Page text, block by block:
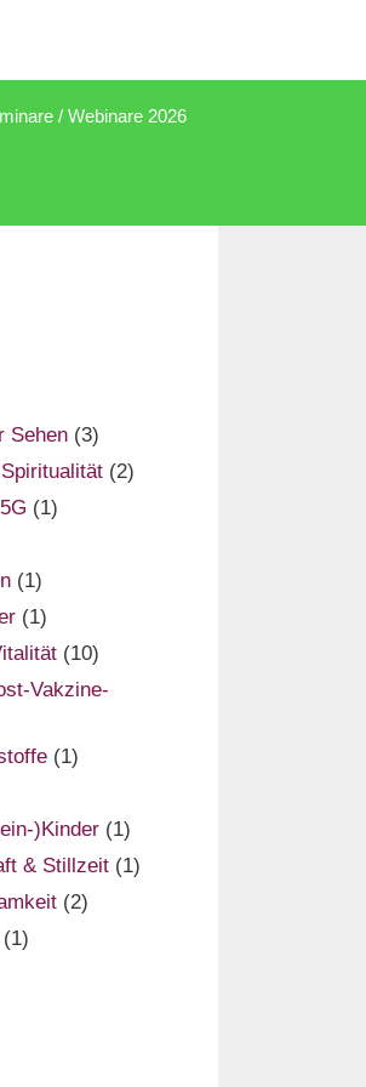
/ Webinare 2026
Sehen (3)
(2)
(1)
(1)
(1)
(10)
Vakzine-
(1)
)Kinder (1)
& Stillzeit (1)
(2)
(1)